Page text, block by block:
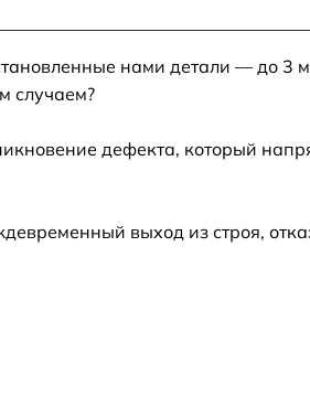
нами детали — до 3
случаем?
дефекта, который
выход из строя,